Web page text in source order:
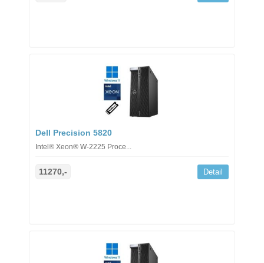
Dell Precision 5820
Intel® Xeon® W-2225 Proce...
11270,- Detail